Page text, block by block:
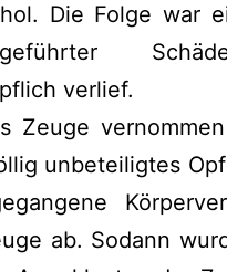
Die Folge war
verlief.
Zeuge
unbeteiligtes
ab. Sodann